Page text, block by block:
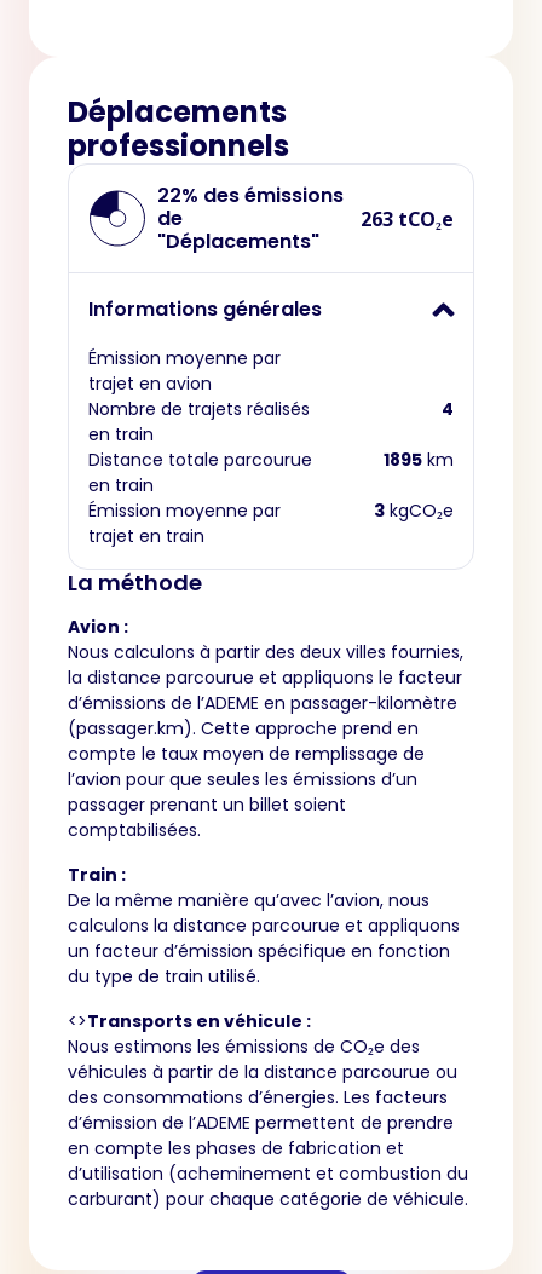
Déplacements
professionnels
22% des émissions
de
"Déplacements"
263 tCO₂e
Informations générales
Émission moyenne par
trajet en avion
Nombre de trajets réalisés
en train
4
Distance totale parcourue
en train
1895 km
Émission moyenne par
trajet en train
3 kgCO₂e
La méthode
Avion :
Nous calculons à partir des deux villes fournies,
la distance parcourue et appliquons le facteur
d’émissions de l’ADEME en passager-kilomètre
(passager.km). Cette approche prend en
compte le taux moyen de remplissage de
l’avion pour que seules les émissions d’un
passager prenant un billet soient
comptabilisées.
Train :
De la même manière qu’avec l’avion, nous
calculons la distance parcourue et appliquons
un facteur d’émission spécifique en fonction
du type de train utilisé.
<>Transports en véhicule :
Nous estimons les émissions de CO₂e des
véhicules à partir de la distance parcourue ou
des consommations d’énergies. Les facteurs
d’émission de l’ADEME permettent de prendre
en compte les phases de fabrication et
d’utilisation (acheminement et combustion du
carburant) pour chaque catégorie de véhicule.